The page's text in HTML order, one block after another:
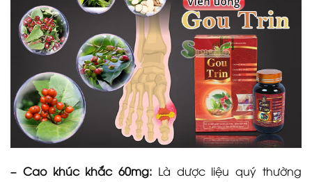
– Cao khúc khắc 60mg: Là dược liệu quý thường